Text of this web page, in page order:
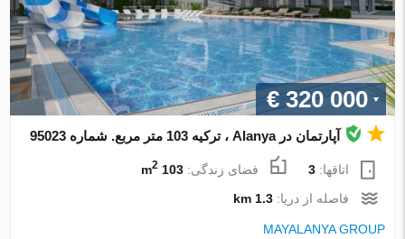
€ 320 000
آپارتمان در Alanya ، ترکیه 103 متر مربع. شماره 95023
اتاقها:3 فضای زندگی:103 m
2
فاصله از دریا:1.3 km
MAYALANYA GROUP